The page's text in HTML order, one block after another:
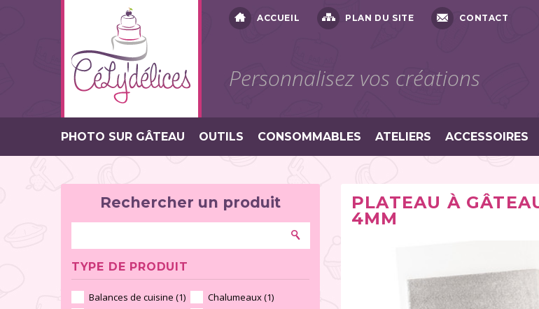
ACCUEIL PLAN DU SITE CONTACT
Personnalisez vos créations
PHOTO SUR GÂTEAU OUTILS CONSOMMABLES ATELIERS ACCESSOIRES
Rechercher un produit
TYPE DE PRODUIT
Balances de cuisine (1)
Chalumeaux (1)
PLATEAU À
4MM